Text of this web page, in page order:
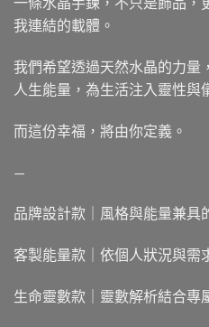
我連結的載體。
我們希望透過天然水晶的力量
人生能量，為生活注入靈性與
而這份幸福，將由你定義。
—
品牌設計款｜風格與能量兼具
客製能量款｜依個人狀況與需
生命靈數款｜靈數解析結合專